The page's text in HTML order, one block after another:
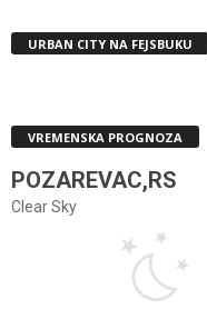
URBAN CITY NA FEJSBUKU
VREMENSKA PROGNOZA
POZAREVAC,RS
Clear Sky